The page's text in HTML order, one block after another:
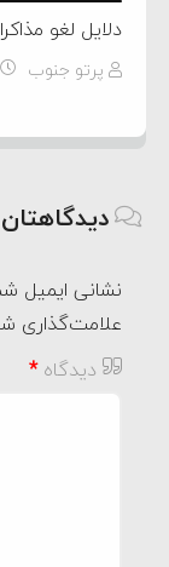
دلایل لغو
پرتو جنوب
نشانی ایمیل
علامت‌گذاری
دیدگاه*